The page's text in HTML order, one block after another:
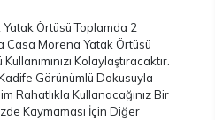
Örtüsü Toplamda 2
Casa Morena Yatak Örtüsü
Kolaylaştıracaktır.
Görünümlü Dokusuyla
Rahatlıkla Kullanacağınız Bir
Kaymaması İçin Diğer